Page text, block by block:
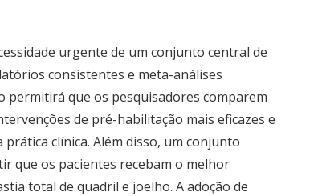
urgente de um conjunto central de
consistentes e meta-análises
permitirá que os pesquisadores comparem
de pré-habilitação mais eficazes e
clínica. Além disso, um conjunto
que os pacientes recebam o melhor
total de quadril e joelho. A adoção de